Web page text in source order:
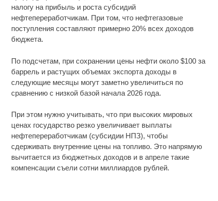
налогу на прибыль и роста субсидий
нефтепереработчикам. При том, что нефтегазовые
поступления составляют примерно 20% всех доходов
бюджета.
По подсчетам, при сохранении цены нефти около $100 за
баррель и растущих объемах экспорта доходы в
следующие месяцы могут заметно увеличиться по
сравнению с низкой базой начала 2026 года.
При этом нужно учитывать, что при высоких мировых
ценах государство резко увеличивает выплаты
нефтепереработчикам (субсидии НПЗ), чтобы
сдерживать внутренние цены на топливо. Это напрямую
вычитается из бюджетных доходов и в апреле такие
компенсации съели сотни миллиардов рублей.